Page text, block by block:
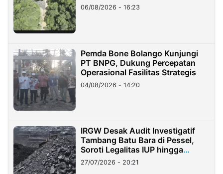
06/08/2026 - 16:23
Pemda Bone Bolango Kunjungi
PT BNPG, Dukung Percepatan
Operasional Fasilitas Strategis
04/08/2026 - 14:20
IRGW Desak Audit Investigatif
Tambang Batu Bara di Pessel,
Soroti Legalitas IUP hingga
Stockpile
27/07/2026 - 20:21